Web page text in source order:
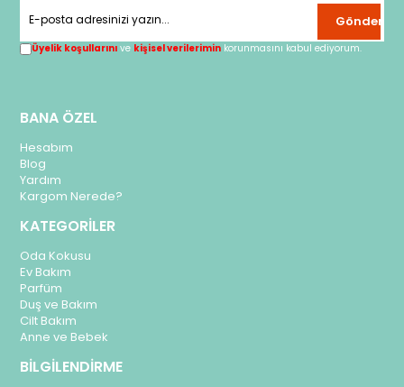
Gönder
Üyelik koşullarını ve kişisel verilerimin korunmasını kabul ediyorum.
BANA ÖZEL
Hesabım
Blog
Yardım
Kargom Nerede?
KATEGORİLER
Oda Kokusu
Ev Bakım
Parfüm
Duş ve Bakım
Cilt Bakım
Anne ve Bebek
BİLGİLENDİRME